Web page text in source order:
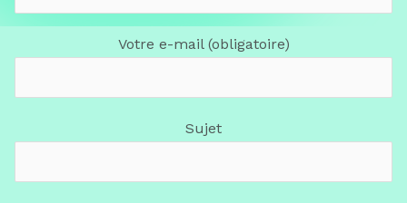
Votre e-mail (obligatoire)
Sujet